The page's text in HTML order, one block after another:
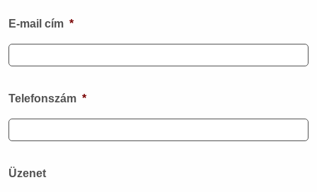
E-mail cím *
Telefonszám *
Üzenet